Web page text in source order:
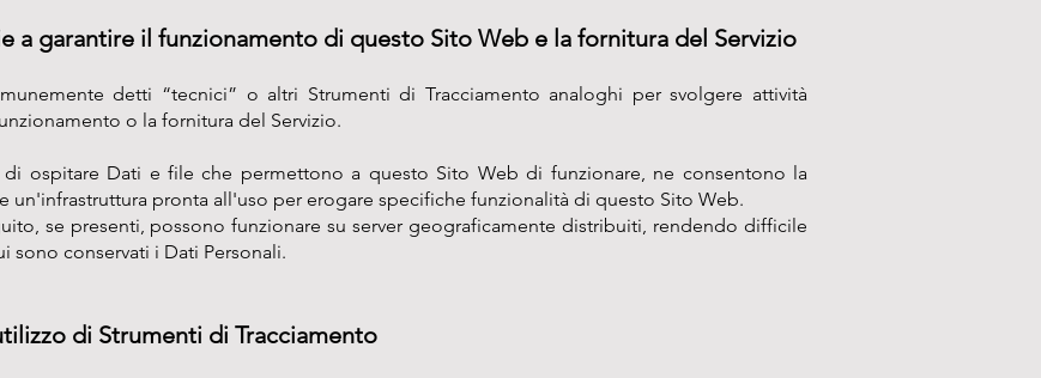
a garantire il funzionamento di questo Sito Web e la fornitura del Servizio
detti “tecnici” o altri Strumenti di Tracciamento analoghi per svolgere attività
o la fornitura del Servizio.
ospitare Dati e file che permettono a questo Sito Web di funzionare, ne consentono la
pronta all'uso per erogare specifiche funzionalità di questo Sito Web.
se presenti, possono funzionare su server geograficamente distribuiti, rendendo difficile
sono conservati i Dati Personali.
di Strumenti di Tracciamento